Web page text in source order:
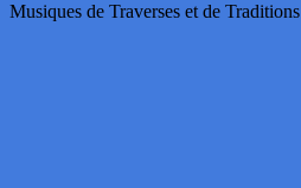
Musiques de Traverses et de Traditions